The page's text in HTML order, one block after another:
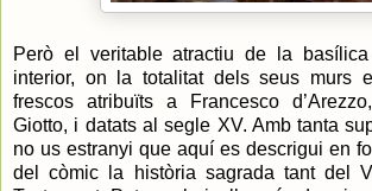
Però el veritable atractiu de la
interior, on la totalitat dels seus murs
frescos atribuïts a Francesco
Giotto, i datats al segle XV. Amb tanta
no us estranyi que aquí es descrigui en
del còmic la història sagrada tant del